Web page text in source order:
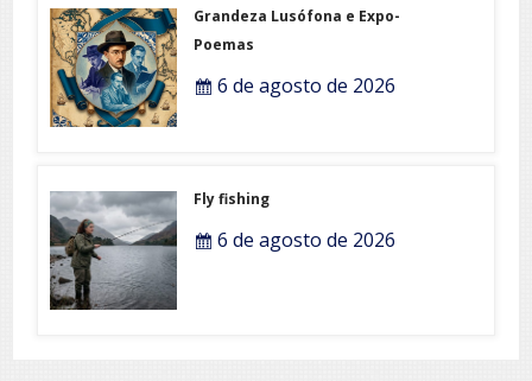
Grandeza Lusófona e Expo-
Poemas
6 de agosto de 2026
Fly fishing
6 de agosto de 2026